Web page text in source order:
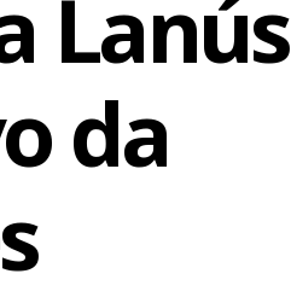
Lanús
da